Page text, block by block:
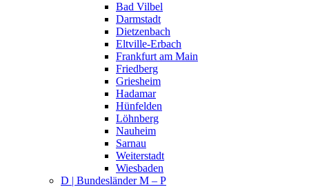
Bad Vilbel
Darmstadt
Dietzenbach
Eltville-Erbach
Frankfurt am Main
Friedberg
Griesheim
Hadamar
Hünfelden
Löhnberg
Nauheim
Sarnau
Weiterstadt
Wiesbaden
D | Bundesländer M – P